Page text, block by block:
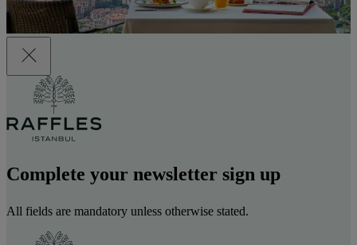
Complete your newsletter sign up
All fields are mandatory unless otherwise stated.